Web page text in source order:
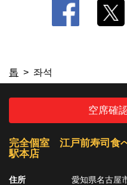
톱 좌석
空席確
完全個室 江戸前寿司
駅本店
住所
愛知県名古屋